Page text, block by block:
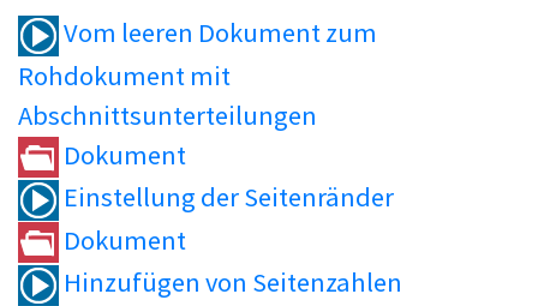
Vom leeren Dokument zum
Rohdokument mit
Abschnittsunterteilungen
Dokument
Einstellung der Seitenränder
Dokument
Hinzufügen von Seitenzahlen